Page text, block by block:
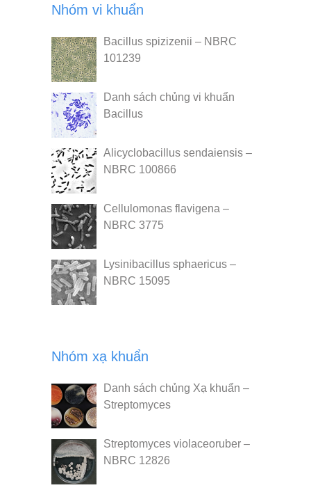
Nhóm vi khuẩn
Bacillus spizizenii – NBRC
101239
Danh sách chủng vi khuẩn
Bacillus
Alicyclobacillus sendaiensis –
NBRC 100866
Cellulomonas flavigena –
NBRC 3775
Lysinibacillus sphaericus –
NBRC 15095
Nhóm xạ khuẩn
Danh sách chủng Xạ khuẩn –
Streptomyces
Streptomyces violaceoruber –
NBRC 12826